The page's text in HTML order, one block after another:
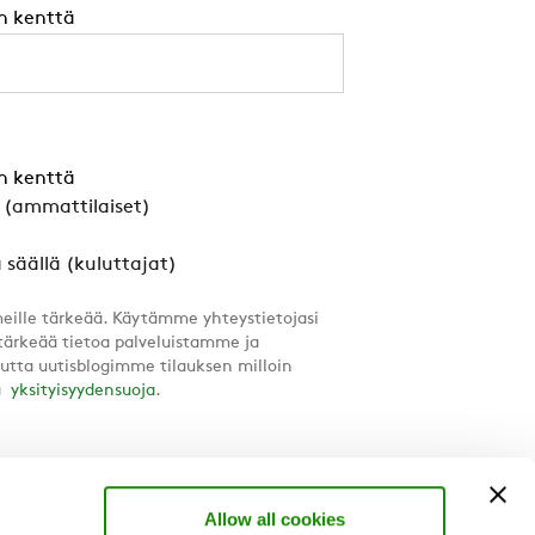
Allow all cookies
kenttä
kenttä
(ammattilaiset)
säällä (kuluttajat)
tärkeää. Käytämme yhteystietojasi
tietoa palveluistamme ja
uutisblogimme tilauksen milloin
yksityisyydensuoja.